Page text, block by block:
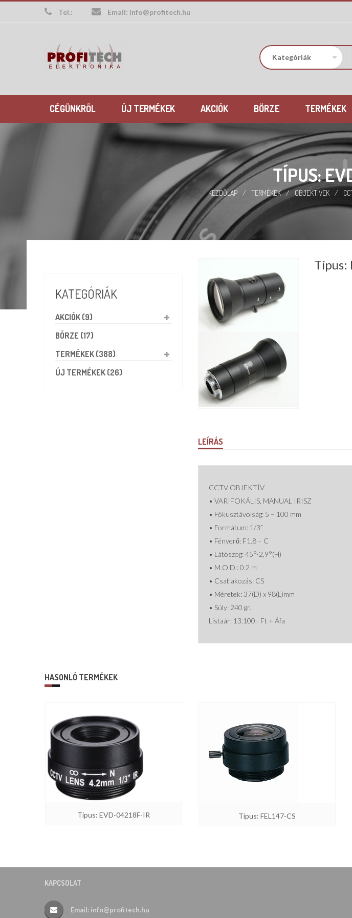
Tel.: Email: info@profitech.hu
CÉGÜNKRŐL ÚJ TERMÉKEK AKCIÓK BÖRZE TERMÉKEK
TÍPUS:
KEZDŐLAP / TERMÉKEK / OBJEKTÍVEK /
KATEGÓRIÁK
AKCIÓK (9)
BÖRZE (17)
TERMÉKEK (388)
ÚJ TERMÉKEK (26)
Típus:
LEÍRÁS
CCTV OBJEKTÍV
• VARIFOKÁLIS, MANUAL IRISZ
• Fókusztávolság: 5 – 100 mm
• Formátum: 1/3”
• Fényerő: F1.8 – C
• Látószög: 45°-2,9°(H)
• M.O.D.: 0.2 m
• Csatlakozás: CS
• Méretek: 37(D) x 98(L)mm
• Súly: 240 gr.
Listaár: 13.100.- Ft + Áfa
HASONLÓ TERMÉKEK
Típus: EVD-04218F-IR Típus: FEL147-CS
KAPCSOLAT
Email: info@profitech.hu